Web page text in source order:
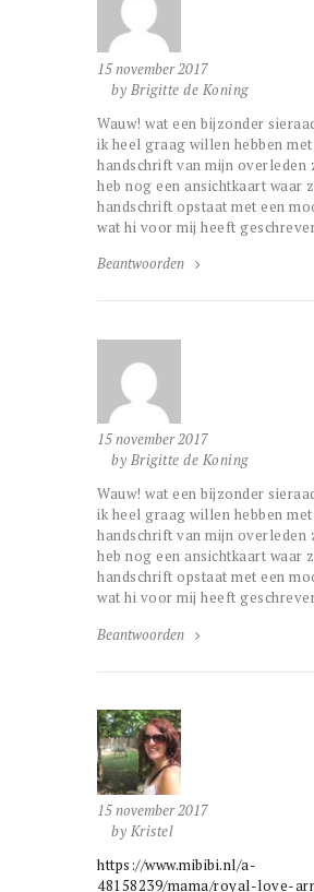
15 november 2017
by Brigitte de Koning
Wauw! wat een bijzonder
ik heel graag willen hebben
handschrift van mijn overleden
heb nog een ansichtkaart waar
handschrift opstaat met een
wat hi voor mij heeft
Beantwoorden
15 november 2017
by Brigitte de Koning
Wauw! wat een bijzonder
ik heel graag willen hebben
handschrift van mijn overleden
heb nog een ansichtkaart waar
handschrift opstaat met een
wat hi voor mij heeft
Beantwoorden
15 november 2017
by Kristel
https://www.mibibi.nl/a-
48158239/mama/royal-love-